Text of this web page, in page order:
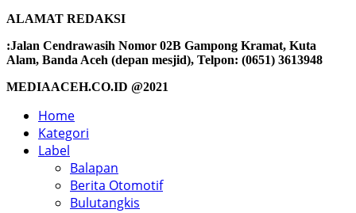
ALAMAT REDAKSI
:Jalan Cendrawasih Nomor 02B Gampong Kramat, Kuta
Alam, Banda Aceh (depan mesjid), Telpon: (0651) 3613948
MEDIAACEH.CO.ID @2021
Home
Kategori
Label
Balapan
Berita Otomotif
Bulutangkis